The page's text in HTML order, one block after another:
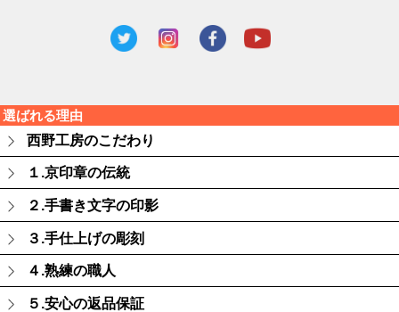
選ばれる理由
西野工房のこだわり
１.京印章の伝統
２.手書き文字の印影
３.手仕上げの彫刻
４.熟練の職人
５.安心の返品保証